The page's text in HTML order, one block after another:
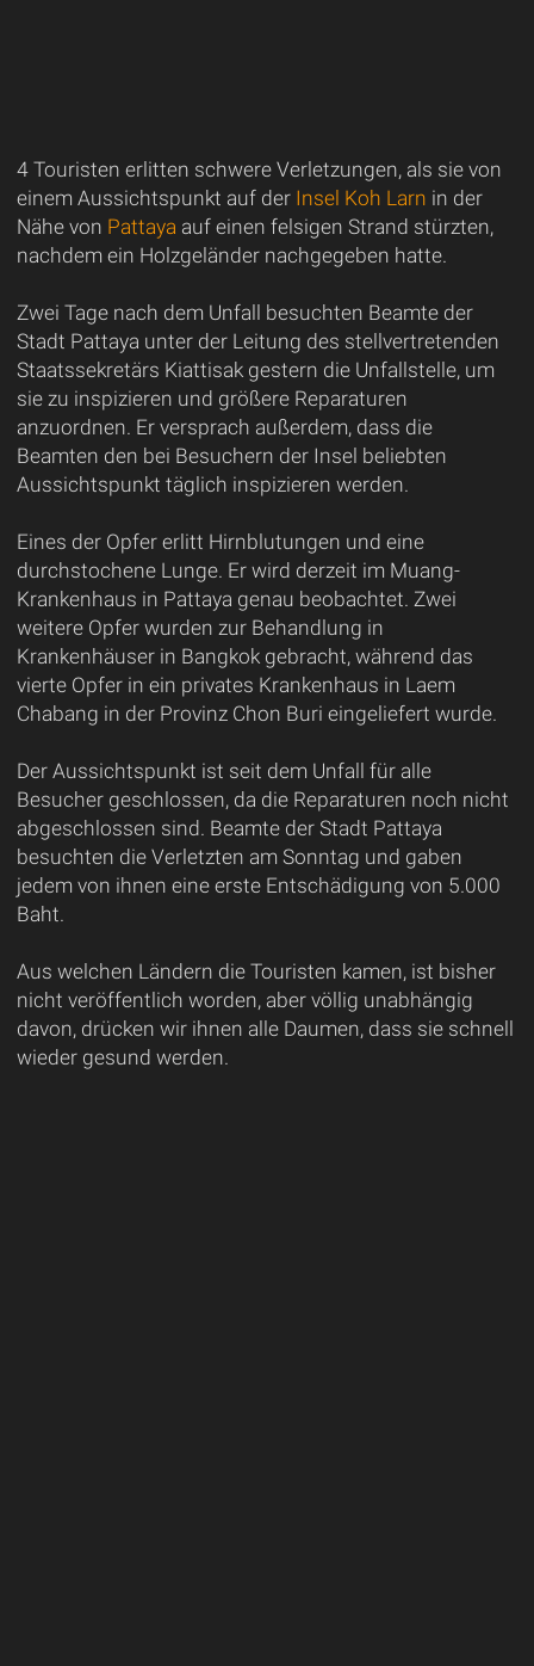
4 Touristen erlitten schwere Verletzungen, als sie von
einem Aussichtspunkt auf der Insel Koh Larn in der
Nähe von Pattaya auf einen felsigen Strand stürzten,
nachdem ein Holzgeländer nachgegeben hatte.
Zwei Tage nach dem Unfall besuchten Beamte der
Stadt Pattaya unter der Leitung des stellvertretenden
Staatssekretärs Kiattisak gestern die Unfallstelle, um
sie zu inspizieren und größere Reparaturen
anzuordnen. Er versprach außerdem, dass die
Beamten den bei Besuchern der Insel beliebten
Aussichtspunkt täglich inspizieren werden.
Eines der Opfer erlitt Hirnblutungen und eine
durchstochene Lunge. Er wird derzeit im Muang-
Krankenhaus in Pattaya genau beobachtet. Zwei
weitere Opfer wurden zur Behandlung in
Krankenhäuser in Bangkok gebracht, während das
vierte Opfer in ein privates Krankenhaus in Laem
Chabang in der Provinz Chon Buri eingeliefert wurde.
Der Aussichtspunkt ist seit dem Unfall für alle
Besucher geschlossen, da die Reparaturen noch nicht
abgeschlossen sind. Beamte der Stadt Pattaya
besuchten die Verletzten am Sonntag und gaben
jedem von ihnen eine erste Entschädigung von 5.000
Baht.
Aus welchen Ländern die Touristen kamen, ist bisher
nicht veröffentlich worden, aber völlig unabhängig
davon, drücken wir ihnen alle Daumen, dass sie schnell
wieder gesund werden.